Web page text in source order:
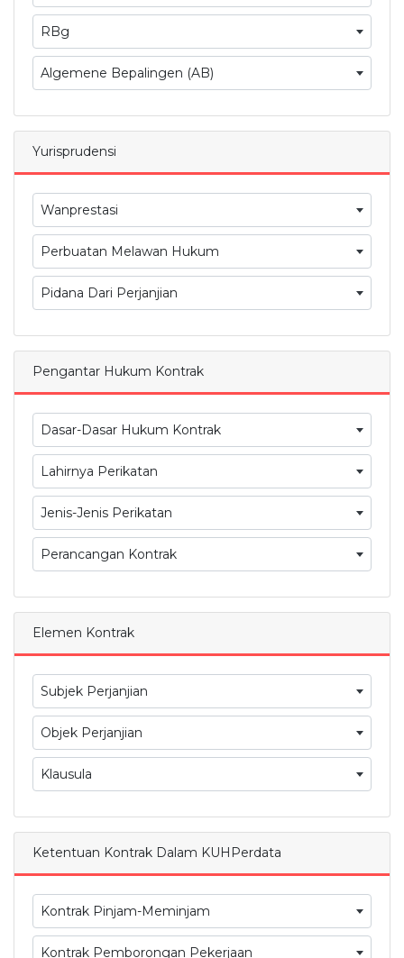
RBg
Algemene Bepalingen (AB)
Yurisprudensi
Wanprestasi
Perbuatan Melawan Hukum
Pidana Dari Perjanjian
Pengantar Hukum Kontrak
Dasar-Dasar Hukum Kontrak
Lahirnya Perikatan
Jenis-Jenis Perikatan
Perancangan Kontrak
Elemen Kontrak
Subjek Perjanjian
Objek Perjanjian
Klausula
Ketentuan Kontrak Dalam KUHPerdata
Kontrak Pinjam-Meminjam
Kontrak Pemborongan Pekerjaan